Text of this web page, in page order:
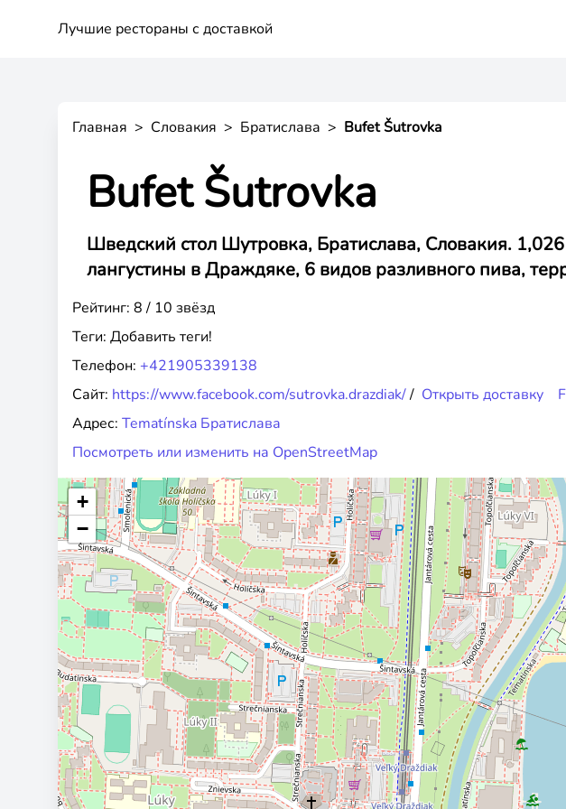
Лучшие рестораны с доставкой
Главная > Словакия > Братислава > Bufet Šutrovka
Bufet Šutrovka
Шведский стол Шутровка, Братислава, Словакия.
лангустины в Драждяке, 6 видов разливного пива,
Рейтинг: 8 / 10 звёзд
Теги: Добавить теги!
Телефон: +421905339138
Сайт: https://www.facebook.com/sutrovka.drazdiak// Открыть доставку
Адрес: Tematínska Братислава
Посмотреть или изменить на OpenStreetMap
+
−